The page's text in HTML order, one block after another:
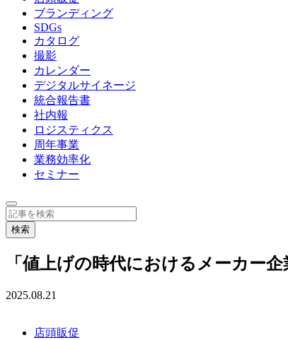
ブランディング
SDGs
カタログ
撮影
カレンダー
デジタルサイネージ
統合報告書
社内報
ロジスティクス
周年事業
業務効率化
セミナー
「値上げの時代におけるメーカー
2025.08.21
店頭販促